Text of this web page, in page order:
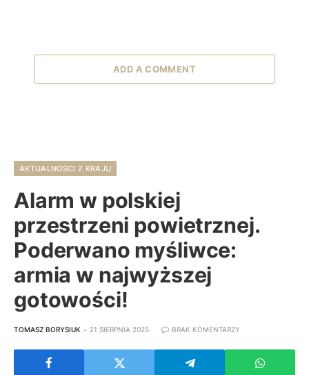
ADD A COMMENT
AKTUALNOŚCI Z KRAJU
Alarm w polskiej
przestrzeni powietrznej.
Poderwano myśliwce:
armia w najwyższej
gotowości!
TOMASZ BORYSIUK 21 SIERPNIA 2025 BRAK KOMENTARZY